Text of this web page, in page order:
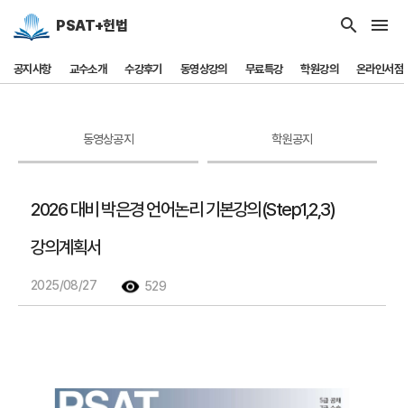
PSAT+헌법 search menu
공지사항 교수소개 수강후기 동영상강의 무료특강 학원강의 온라인서점
동영상공지 학원공지
2026 대비 박은경 언어논리 기본강의(Step1,2,3)
강의계획서
2025/08/27 529